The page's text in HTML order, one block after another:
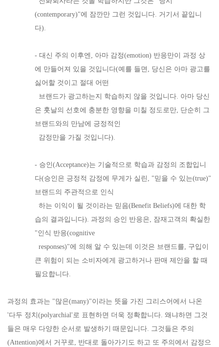
(contemporary)"에 잠깐만 그런 것입니다. 거기서 끝입니
다).
- 대신 주의 이후엔, 아마 감정(emotion) 반응만이 과정 상
에 만들어져 있을 것입니다(예를 들면, 당신은 아마 광고를
싫어할 것이고 절대 어떤
브랜드가 광고하는지 학습하지 않을 것입니다. 아마 당신
은 훗날의 선호에 충분한 영향을 미칠 정도로만, 단순히 그
브랜드와의 만남에 긍정적인
감정만을 가질 것입니다).
- 승인(Acceptance)는 기술적으로 학습과 감정의 조합입니
다(승인은 긍정적 감정에 무게가 실린, "믿을 수 있는(true)"
브랜드의 주관적으로 인식
하는 이익이 될 것이라는 믿음(Benefit Beliefs)에 대한 학
습의 결과입니다). 과정의 승인 반응은, 잠재고객의 확실한
"인식 반응(cognitive
responses)"에 의해 알 수 있는데 이것은 브랜드를, 구입이
큰 위험이 되는 소비자에게 광고하거나 판매 제안을 할 때
필요합니다.
과정의 효과는 "많은(many)"이라는 뜻을 가진 그리스어에서 나온
'다두 정치(polyarchial'로 표현하면 더욱 정확합니다. 왜냐하면 그것
들은 매우 다양한 순서로 발생하기 때문입니다. 그것들은 주의
(Attention)에서 거꾸로, 반대로 돌아가기도 하고 또 주의에서 감정으